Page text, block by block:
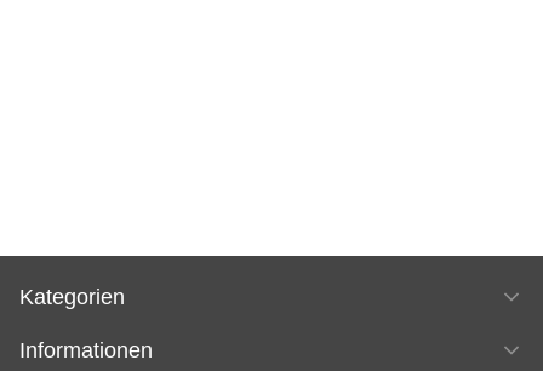
Kategorien
Informationen